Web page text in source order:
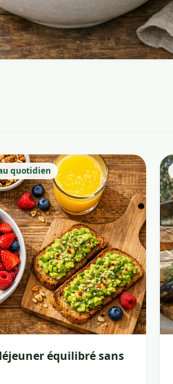
quotidien
équilibré sans